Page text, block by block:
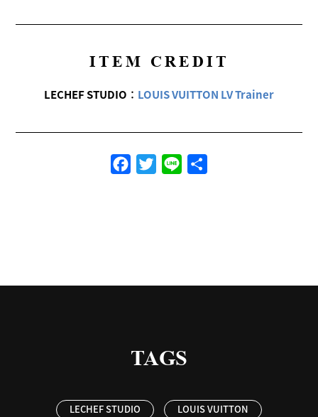
ITEM CREDIT
LECHEF STUDIO ： LOUIS VUITTON LV Trainer
FacebookTwitterLine
TAGS
LECHEF STUDIO LOUIS VUITTON